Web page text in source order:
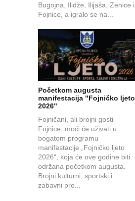
Bugojna, Ilidže, Ilijaša, Zenice i
Fojnice, a igralo se na...
Početkom augusta
manifestacija "Fojničko ljeto
2026"
Fojničani, ali brojni gosti
Fojnice, moći će uživati u
bogatom programu
manifestacije „Fojničko ljeto
2026“, koja će ove godine biti
održana početkom augusta.
Brojni kulturni, sportski i
zabavni pro...